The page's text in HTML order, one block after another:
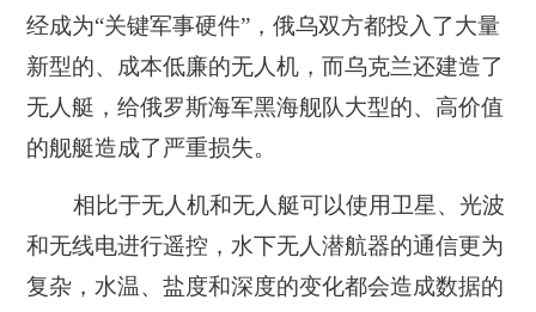
经成为“关键军事硬件”，俄乌双方都投入了大量
新型的、成本低廉的无人机，而乌克兰还建造了
无人艇，给俄罗斯海军黑海舰队大型的、高价值
的舰艇造成了严重损失。
相比于无人机和无人艇可以使用卫星、光波
和无线电进行遥控，水下无人潜航器的通信更为
复杂，水温、盐度和深度的变化都会造成数据的